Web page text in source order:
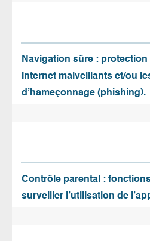
Navigation sûre :
Internet malveillants et/ou
d’hameçonnage (phishing).
Contrôle parental :
surveiller l’utilisation de